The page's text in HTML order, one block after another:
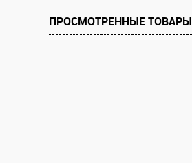
ПРОСМОТРЕННЫЕ ТОВАРЫ